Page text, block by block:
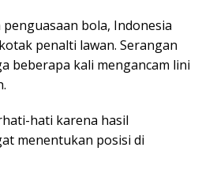
bola, Indonesia
penalti lawan. Serangan
beberapa kali mengancam lini
hati karena hasil
menentukan posisi di